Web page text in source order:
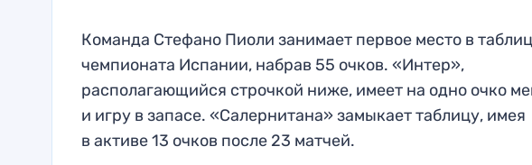
Команда Стефано Пиоли занимает первое место в
чемпионата Испании, набрав 55 очков. «Интер»,
располагающийся строчкой ниже, имеет на одно очко
и игру в запасе. «Салернитана» замыкает таблицу, имея
в активе 13 очков после 23 матчей.